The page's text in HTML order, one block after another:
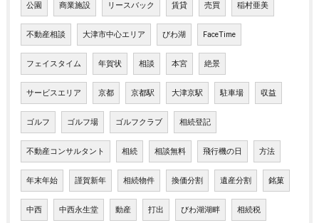
公園 商業施設 リースバック 賃貸 売買 稲村亜美
不動産相談 大津市中心エリア びわ湖 FaceTime
フェイスタイム 年賀状 相談 本宮 絶景
サービスエリア 京都 京都駅 大津京駅 駐車場 収益
ゴルフ ゴルフ場 ゴルフクラブ 相続登記
不動産コンサルタント 相続 相談無料 飛行機の日 方法
年末年始 謹賀新年 相続物件 換価分割 遺産分割 銘菓
中西 中西永生堂 動産 打出 びわ湖湖畔 相続税